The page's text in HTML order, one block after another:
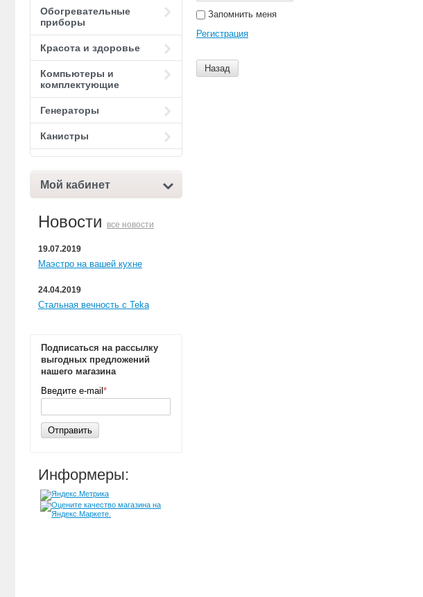
Обогревательные
приборы
Красота и здоровье
Компьютеры и
комплектующие
Генераторы
Канистры
Мой кабинет
Новости все новости
19.07.2019
Маэстро на вашей кухне
24.04.2019
Стальная вечность с Teka
Подписаться на рассылку
выгодных предложений
нашего магазина
Введите e-mail *
Отправить
Информеры:
Запомнить меня
Регистрация
Назад